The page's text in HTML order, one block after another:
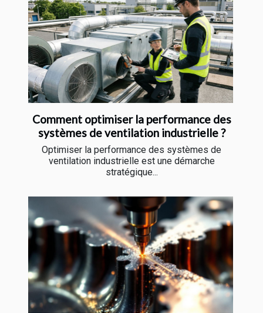
Comment optimiser la performance des
systèmes de ventilation industrielle ?
Optimiser la performance des systèmes de
ventilation industrielle est une démarche
stratégique...